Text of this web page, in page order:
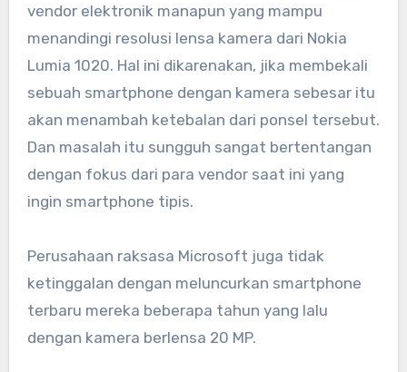
vendor elektronik manapun yang mampu
menandingi resolusi lensa kamera dari Nokia
Lumia 1020. Hal ini dikarenakan, jika membekali
sebuah smartphone dengan kamera sebesar itu
akan menambah ketebalan dari ponsel tersebut.
Dan masalah itu sungguh sangat bertentangan
dengan fokus dari para vendor saat ini yang
ingin smartphone tipis.
Perusahaan raksasa Microsoft juga tidak
ketinggalan dengan meluncurkan smartphone
terbaru mereka beberapa tahun yang lalu
dengan kamera berlensa 20 MP.